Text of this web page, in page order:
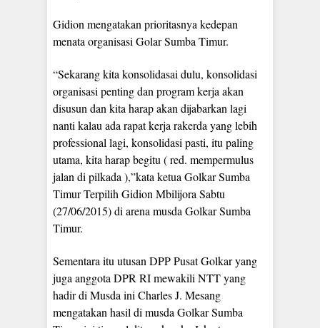
Gidion mengatakan prioritasnya kedepan
menata organisasi Golar Sumba Timur.
“Sekarang kita konsolidasai dulu, konsolidasi
organisasi penting dan program kerja akan
disusun dan kita harap akan dijabarkan lagi
nanti kalau ada rapat kerja rakerda yang lebih
professional lagi, konsolidasi pasti, itu paling
utama, kita harap begitu ( red. mempermulus
jalan di pilkada ),”kata ketua Golkar Sumba
Timur Terpilih Gidion Mbilijora Sabtu
(27/06/2015) di arena musda Golkar Sumba
Timur.
Sementara itu utusan DPP Pusat Golkar yang
juga anggota DPR RI mewakili NTT yang
hadir di Musda ini Charles J. Mesang
mengatakan hasil di musda Golkar Sumba